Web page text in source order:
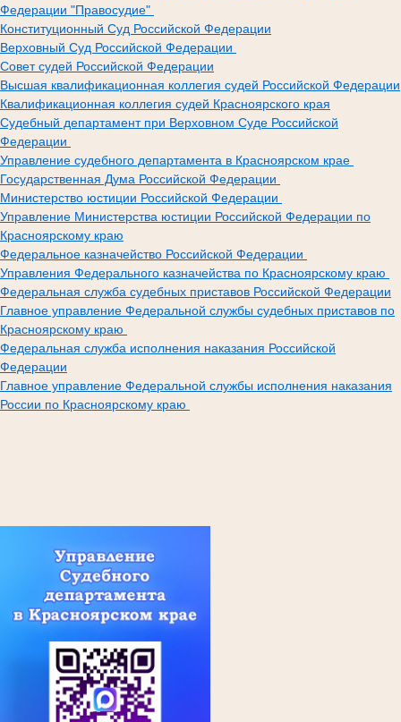
Федерации "Правосудие"
Конституционный Суд Российской Федерации
Верховный Суд Российской Федерации
Совет судей Российской Федерации
Высшая квалификационная коллегия судей Российской Федерации
Квалификационная коллегия судей Красноярского края
Судебный департамент при Верховном Суде Российской
Федерации
Управление судебного департамента в Красноярском крае
Государственная Дума Российской Федерации
Министерство юстиции Российской Федерации
Управление Министерства юстиции Российской Федерации по
Красноярскому краю
Федеральное казначейство Российской Федерации
Управления Федерального казначейства по Красноярскому краю
Федеральная служба судебных приставов Российской Федерации
Главное управление Федеральной службы судебных приставов по
Красноярскому краю
Федеральная служба исполнения наказания Российской
Федерации
Главное управление Федеральной службы исполнения наказания
России по Красноярскому краю